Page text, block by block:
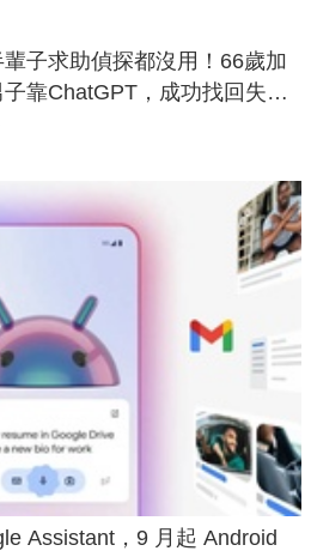
子求助偵探都沒用！66歲加
靠ChatGPT，成功找回失散
Assistant，9 月起 Android